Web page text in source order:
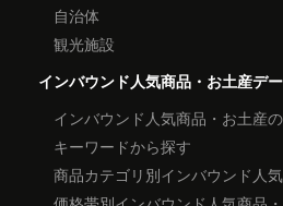
自治体
観光施設
インバウンド人気商品・お土産デ
インバウンド人気商品・お土産
キーワードから探す
商品カテゴリ別インバウンド人